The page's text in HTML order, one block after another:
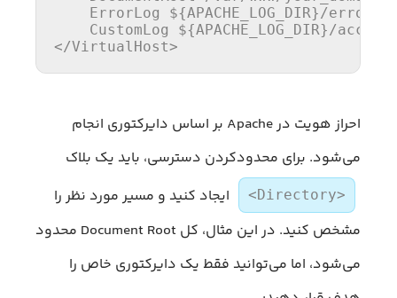
ErrorLog
${APACHE_LOG_DIR}/
CustomLog
${APACHE_LOG_DIR}
</VirtualHost>
احراز هویت در Apache بر اساس دایرکتوری انجام
می‌شود. برای محدودکردن دسترسی، باید یک بلاک
<Directory>
ایجاد کنید و مسیر مورد نظر را
مشخص کنید. در این مثال، کل Document Root محدود
می‌شود، اما می‌توانید فقط یک دایرکتوری خاص را